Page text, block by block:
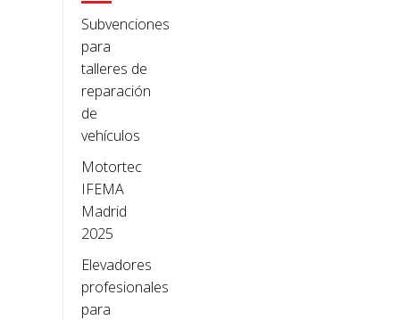
Subvenciones
para
talleres de
reparación
de
vehículos
Motortec
IFEMA
Madrid
2025
Elevadores
profesionales
para